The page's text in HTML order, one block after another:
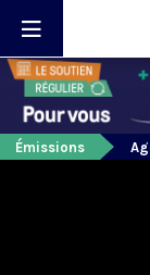
Émissions